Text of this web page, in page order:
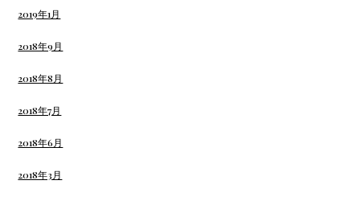
2019年1月
2018年9月
2018年8月
2018年7月
2018年6月
2018年3月